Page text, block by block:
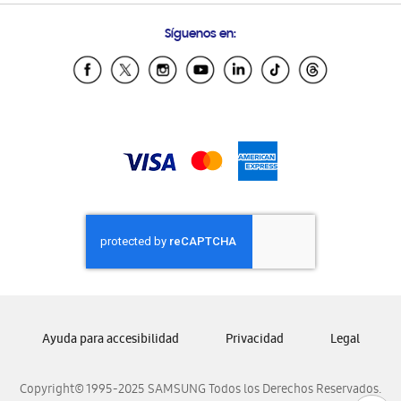
Samsung Ecuador
Samsung El Salvador
Samsung Nicaragua
Samsung Panamá
Samsung República Dominicana
Samsung Venezuela
Síguenos en:
Copyright© 1995-2025 SAMSUNG Todos los Derechos Reservados.
Ayuda para accesibilidad Privacidad Legal